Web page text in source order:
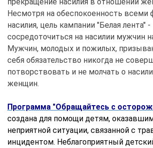
Несмотря на обеспокоенность всеми
насилия, цель кампании "Белая лента" -
сосредоточиться на насилии мужчин
Мужчин, молодых и пожилых,
себя обязательство никогда не
потворствовать и не молчать о
женщин.
Программа "Обращайтесь с
создана для помощи детям,
неприятной ситуации, связанной с
инцидентом. Неблагоприятный